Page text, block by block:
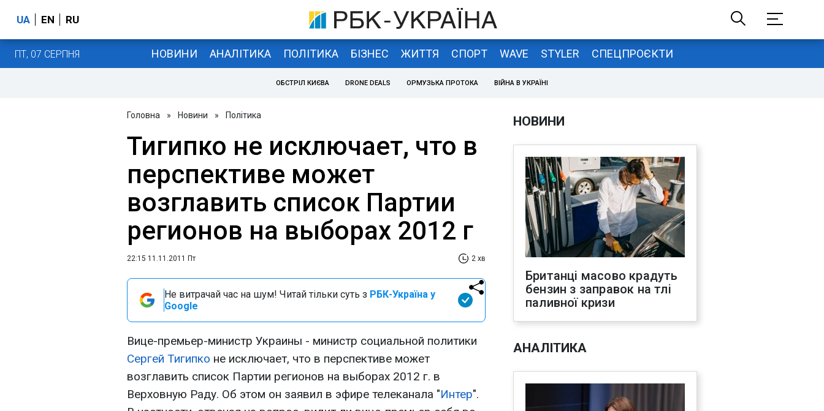
UA EN RU
ПТ, 07 СЕРПНЯ НОВИНИ АНАЛІТИКА ПОЛІТИКА БІЗНЕС ЖИТТЯ СПОРТ WAVE STYLER СПЕЦПРОЄКТИ
ОБСТРІЛ КИЄВА DRONE DEALS ОРМУЗЬКА ПРОТОКА ВІЙНА В УКРАЇНІ
Головна » Новини » Політика
Тигипко не исключает, что в
перспективе может
возглавить список Партии
регионов на выборах 2012 г
22:15 11.11.2011 Пт 2 хв
Не витрачай час на шум! Читай тільки суть з РБК-Україна у
Google
Вице-премьер-министр Украины - министр социальной политики
Сергей Тигипко не исключает, что в перспективе может
возглавить список Партии регионов на выборах 2012 г. в
Верховную Раду. Об этом он заявил в эфире телеканала "Интер".
НОВИНИ
Британці масово крадуть
бензин з заправок на тлі
паливної кризи
АНАЛІТИКА